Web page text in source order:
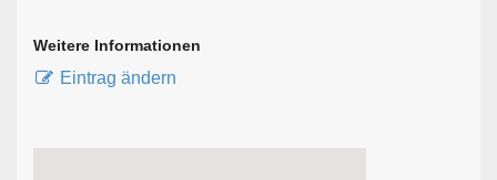
Weitere Informationen
Eintrag ändern